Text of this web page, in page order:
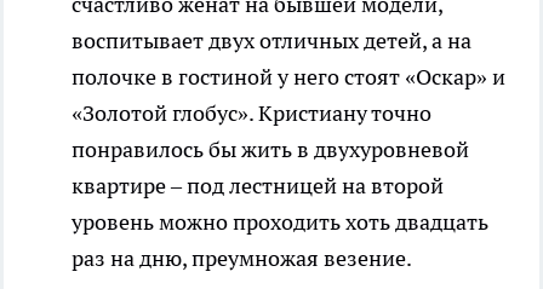
воспитывает двух отличных детей, а на
полочке в гостиной у него стоят «Оскар» и
«Золотой глобус». Кристиану точно
понравилось бы жить в двухуровневой
квартире – под лестницей на второй
уровень можно проходить хоть двадцать
раз на дню, преумножая везение.